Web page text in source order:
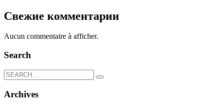
Свежие комментарии
Aucun commentaire à afficher.
Search
Archives